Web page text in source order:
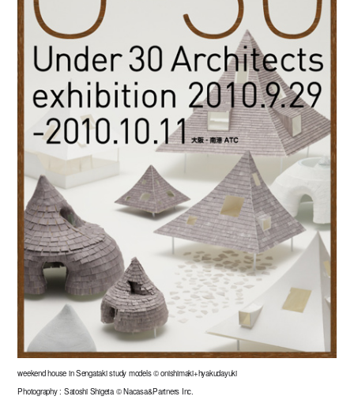
weekend house in Sengataki study models © onishimaki+hyakudayuki
Photography : Satoshi Shigeta © Nacasa&Partners Inc.